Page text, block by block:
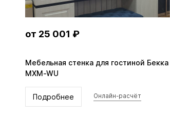
от 25 001 ₽
Мебельная стенка для гостиной Бекка
MXM-WU
Подробнее Онлайн-расчёт